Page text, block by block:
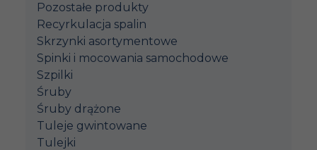
Pozostałe produkty
Recyrkulacja spalin
Skrzynki asortymentowe
Spinki i mocowania samochodowe
Szpilki
Śruby
Śruby drążone
Tuleje gwintowane
Tulejki